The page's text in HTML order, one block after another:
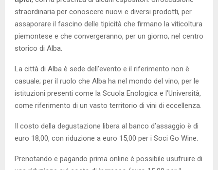
straordinaria per conoscere nuovi e diversi prodotti, per
assaporare il fascino delle tipicità che firmano la viticoltura
piemontese e che convergeranno, per un giorno, nel centro
storico di Alba.
La città di Alba è sede dell’evento e il riferimento non è
casuale; per il ruolo che Alba ha nel mondo del vino, per le
istituzioni presenti come la Scuola Enologica e l’Università,
come riferimento di un vasto territorio di vini di eccellenza.
Il costo della degustazione libera al banco d’assaggio è di
euro 18,00, con riduzione a euro 15,00 per i Soci Go Wine.
Prenotando e pagando prima online è possibile usufruire di